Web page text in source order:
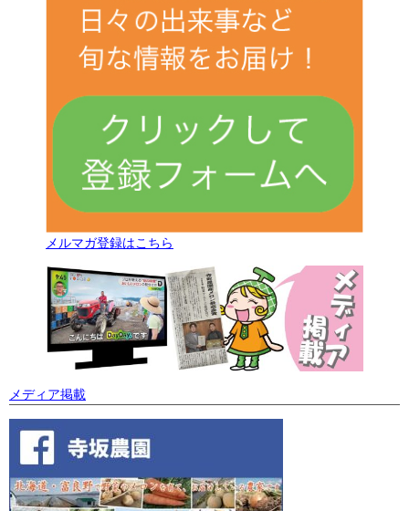
メルマガ登録はこちら
メディア掲載